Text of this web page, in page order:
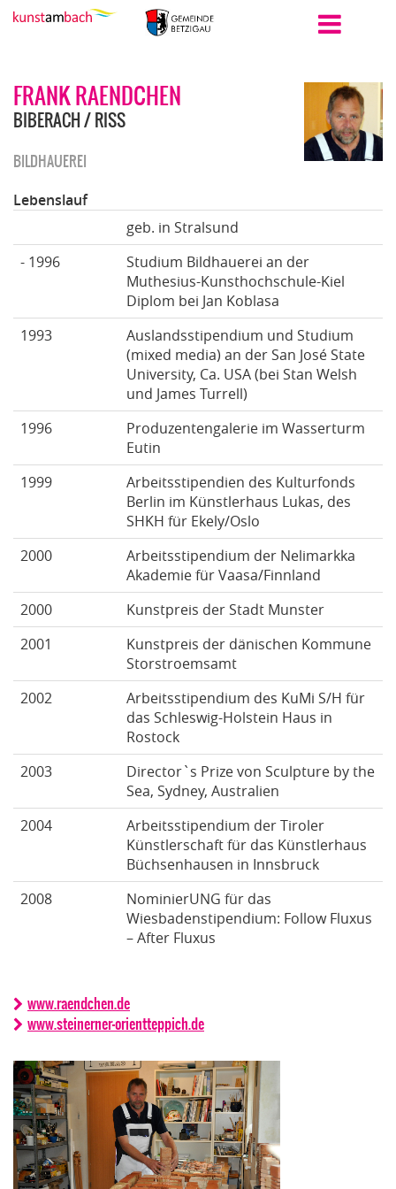
FRANK RAENDCHEN
BIBERACH / RISS
BILDHAUEREI
Lebenslauf
geb. in Stralsund
- 1996
Studium Bildhauerei an der
Muthesius-Kunsthochschule-Kiel
Diplom bei Jan Koblasa
1993
Auslandsstipendium und Studium
(mixed media) an der San José State
University, Ca. USA (bei Stan Welsh
und James Turrell)
1996
Produzentengalerie im Wasserturm
Eutin
1999
Arbeitsstipendien des Kulturfonds
Berlin im Künstlerhaus Lukas, des
SHKH für Ekely/Oslo
2000
Arbeitsstipendium der Nelimarkka
Akademie für Vaasa/Finnland
2000
Kunstpreis der Stadt Munster
2001
Kunstpreis der dänischen Kommune
Storstroemsamt
2002
Arbeitsstipendium des KuMi S/H für
das Schleswig-Holstein Haus in
Rostock
2003
Director`s Prize von Sculpture by the
Sea, Sydney, Australien
2004
Arbeitsstipendium der Tiroler
Künstlerschaft für das Künstlerhaus
Büchsenhausen in Innsbruck
2008
NominierUNG für das
Wiesbadenstipendium: Follow Fluxus
– After Fluxus
www.raendchen.de
www.steinerner-orientteppich.de